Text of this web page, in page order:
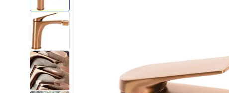
Sumidouros de duche
Sanitas, lavatórios